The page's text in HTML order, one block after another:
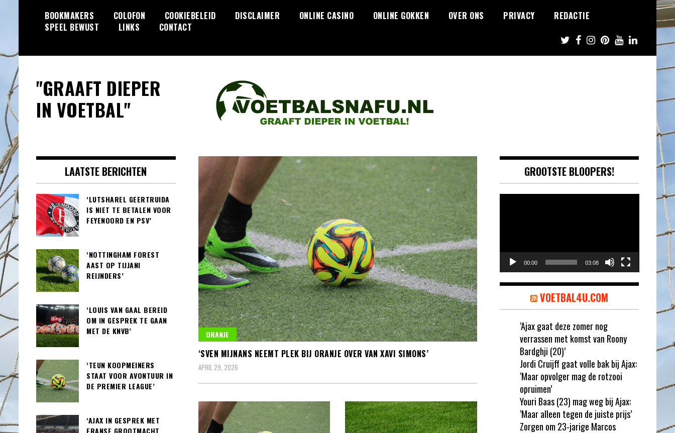
BOOKMAKERS COLOFON COOKIEBELEID DISCLAIMER ONLINE CASINO ONLINE GOKKEN OVER ONS PRIVACY
REDACTIE
SPEEL BEWUST
LINKS CONTACT
"GRAAFT DIEPER
IN VOETBAL"
ORANJE
‘SVEN MIJNANS NEEMT PLEK BIJ ORANJE OVER VAN XAVI SIMONS’
APRIL 29, 2026
LAATSTE BERICHTEN
‘LUTSHAREL GEERTRUIDA
IS NIET TE BETALEN VOOR
FEYENOORD EN PSV’
‘NOTTINGHAM FOREST
AAST OP TIJJANI
REIJNDERS’
‘LOUIS VAN GAAL BEREID
OM IN GESPREK TE GAAN
MET DE KNVB’
‘TEUN KOOPMEINERS
STAAT VOOR AVONTUUR IN
DE PREMIER LEAGUE’
‘AJAX IN GESPREK MET
FRANSE GROOTMACHT
GROOTSTE BLOOPERS!
00:00 03:08
VOETBAL4U.COM
‘Ajax gaat deze zomer nog
verrassen met komst van Roony
Bardghji (20)’
Jordi Cruijff gaat volle bak bij Ajax:
‘Maar opvolger mag de rotzooi
opruimen’
Youri Baas (23) mag weg bij Ajax:
‘Maar alleen tegen de juiste prijs’
Zorgen om 23-jarige Marcos